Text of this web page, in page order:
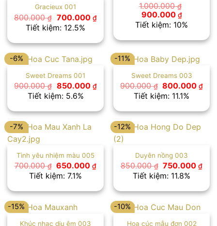
Gracieux 001
800.000₫ Giá
gốc
là:
700.000 ₫Giá
hiện
là:
700.000 ₫.
Tiết kiệm: 12.5%
1.000.000₫
Giá
gốc
là:
900.000 ₫Giá
hiện
tại
900.000
Tiết kiệm: 10%
-6%
Sweet Dreams 001
900.000₫ Giá
gốc
là:
850.000 ₫Giá
hiện
là:
850.000 ₫.
Tiết kiệm: 5.6%
-11%
Sweet Dreams 003
900.000₫ Giá
gốc
là:
800.000₫Giá
là:
Tiết kiệm: 11.1%
-7%
Tình yêu nhiệm màu 005
700.000₫ Giá
gốc
là:
650.000₫Giá
là:
650.000 ₫.
Tiết kiệm: 7.1%
-12%
Duyên nồng 003
850.000₫ Giá
gốc
là:
750.000₫Giá
là:
Tiết kiệm: 11.8%
-15%
Khúc nhạc dịu êm 003
-10%
Hoa cúc mẫu đơn 002